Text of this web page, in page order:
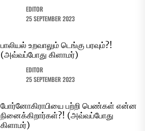
EDITOR
25 SEPTEMBER 2023
பாலியல் உறவாலும் டெங்கு பரவும்?!
(அவ்வப்போது கிளாமர்)
EDITOR
25 SEPTEMBER 2023
போர்னோகிராபியை பற்றி பெண்கள் என்ன
நினைக்கிறார்கள்?! (அவ்வப்போது
கிளாமர்)